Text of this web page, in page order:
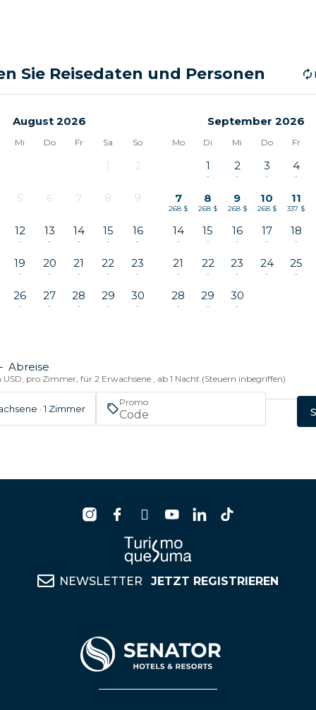
Sie Reisedaten und Personen
August 2026
Mi Do Fr Sa So
1 2
5 6 7 8 9
12
-
13
-
14
-
15
-
16
-
19
-
20
-
21
-
22
-
23
-
26
-
27
-
28
-
29
-
30
-
September 2026
Mo Di Mi Do Fr
1
-
2
-
3
-
4
-
7
268 $
8
268 $
9
268 $
10
268 $
11
337 $
14
-
15
-
16
-
17
-
18
-
21
-
22
-
23
-
24
-
25
-
28
-
29
-
30
-
Abreise
USD, pro Zimmer, für 2 Erwachsene , ab 1 Nacht (Steuern inbegriffen)
· 1 Zimmer
Promo
NEWSLETTER JETZT REGISTRIEREN